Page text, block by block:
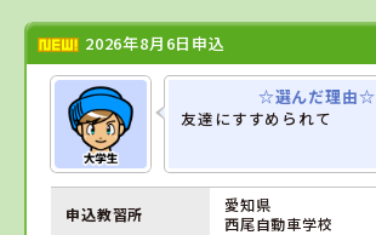
2026年8月6日申込
☆選んだ理由☆
友達にすすめられて
申込教習所
愛知県
西尾自動車学校